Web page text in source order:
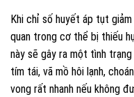
Khi chỉ số huyết áp tụt
quan trong cơ thể bị thiếu
này sẽ gây ra một tình
tím tái, vã mồ hôi lạnh,
vong rất nhanh nếu không